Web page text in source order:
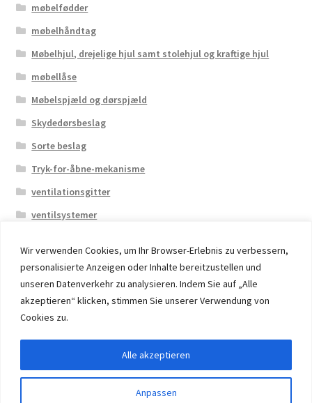
Wir verwenden Cookies, um Ihr Browser-Erlebnis zu verbessern,
personalisierte Anzeigen oder Inhalte bereitzustellen und
unseren Datenverkehr zu analysieren. Indem Sie auf „Alle
akzeptieren“ klicken, stimmen Sie unserer Verwendung von
Cookies zu.
Anpassen
Alle akzeptieren
møbelfødder
møbelhåndtag
Møbelhjul, drejelige hjul samt stolehjul og kraftige hjul
møbellåse
Møbelspjæld og dørspjæld
Skydedørsbeslag
Sorte beslag
Tryk-for-åbne-mekanisme
ventilationsgitter
ventilsystemer
© 2026 Eruon Trade UG, Germany, member of the ERUON